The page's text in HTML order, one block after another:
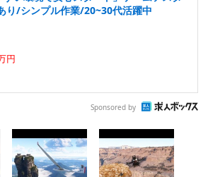
り/シンプル作業/20~30代活躍中
円
Sponsored by